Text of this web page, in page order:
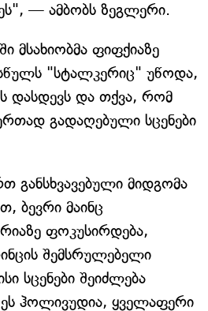
— ამბობს ზეგლერი.
მსახიობმა ფიფქიაზე
"სტალკერიც" უწოდა,
დასდევს და თქვა, რომ
გადაღებული სცენები
განსხვავებული მიდგომა
ბევრი მაინც
ფოკუსირდება,
შემსრულებელი
სცენები შეიძლება
ჰოლივუდია, ყველაფერი